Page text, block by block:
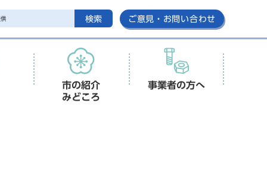
検索 ご意見・お問い合わせ
市の紹介
みどころ
事業者の方へ